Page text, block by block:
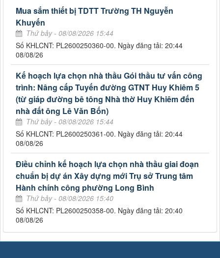
Mua sắm thiết bị TDTT Trường TH Nguyễn
Khuyến
Thứ bảy - 08/08/2026 15:44
Số KHLCNT: PL2600250360-00. Ngày đăng tải: 20:44
08/08/26
Kế hoạch lựa chọn nhà thầu Gói thầu tư vấn công
trình: Nâng cấp Tuyến đường GTNT Huy Khiêm 5
(từ giáp đường bê tông Nhà thờ Huy Khiêm đến
nhà đất ông Lê Văn Bốn)
Thứ bảy - 08/08/2026 15:44
Số KHLCNT: PL2600250361-00. Ngày đăng tải: 20:44
08/08/26
Điều chỉnh kế hoạch lựa chọn nhà thầu giai đoạn
chuẩn bị dự án Xây dựng mới Trụ sở Trung tâm
Hành chính công phường Long Bình
Thứ bảy - 08/08/2026 15:40
Số KHLCNT: PL2600250358-00. Ngày đăng tải: 20:40
08/08/26